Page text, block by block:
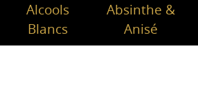
Alcools
Blancs
Absinthe &
Anisé